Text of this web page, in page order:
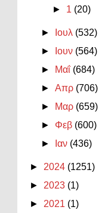
► 1 (20)
► Ιουλ (532)
►
Ιουν (564)
►
Μαΐ (684)
►Απρ (706)
►
Μαρ (659)
► Φεβ (600)
►
Ιαν (436)
► 2024 (1251)
► 2023 (1)
► 2021 (1)